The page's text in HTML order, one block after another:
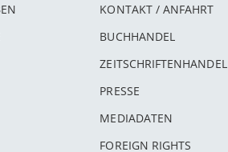
KONTAKT / ANFAHRT
BUCHHANDEL
ZEITSCHRIFTENHANDEL
PRESSE
MEDIADATEN
FOREIGN RIGHTS